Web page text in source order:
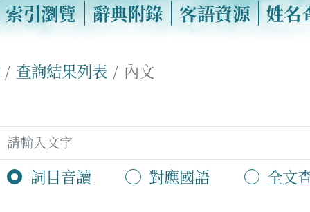
索引瀏覽 辭典附錄 客語資源 姓名
查詢結果列表 內文
詞目音讀 對應國語 全文